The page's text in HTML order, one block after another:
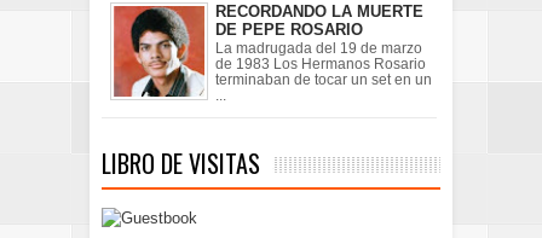
RECORDANDO LA MUERTE
DE PEPE ROSARIO
La madrugada del 19 de marzo
de 1983 Los Hermanos Rosario
terminaban de tocar un set en un
...
LIBRO DE VISITAS